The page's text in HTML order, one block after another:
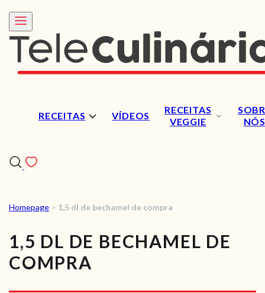
RECEITAS VÍDEOS
RECEITAS
VEGGIE
NÓS
RECEITAS
VÍDEOS
Homepage > 1,5 dl de bechamel de compra
1,5 DL DE BECHAMEL DE
COMPRA